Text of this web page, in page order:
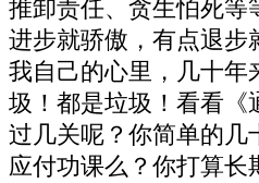
推卸责任、贪生怕死等
进步就骄傲，有点退步
我自己的心里，几十年
圾！都是垃圾！看看《
过几关呢？你简单的几
应付功课么？你打算长